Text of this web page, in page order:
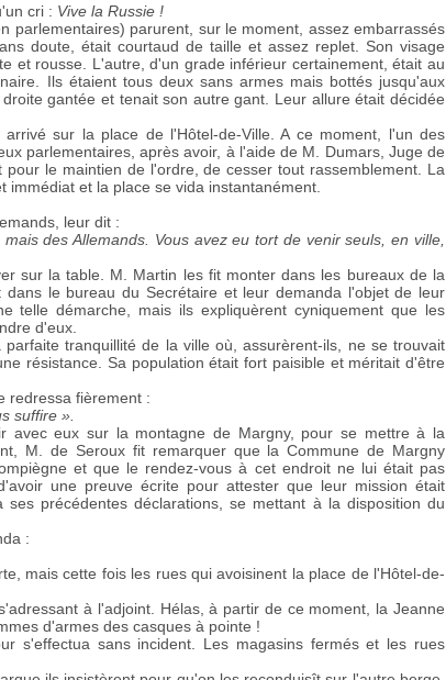
cri : Vive la Russie !
parlementaires) parurent, sur le moment, assez embarrassés
doute, était courtaud de taille et assez replet. Son visage
et rousse. L'autre, d'un grade inférieur certainement, était au
Ils étaient tous deux sans armes mais bottés jusqu'aux
gantée et tenait son autre gant. Leur allure était décidée
sur la place de l'Hôtel-de-Ville. A ce moment, l'un des
parlementaires, après avoir, à l'aide de M. Dumars, Juge de
le maintien de l'ordre, de cesser tout rassemblement. La
et la place se vida instantanément.
leur dit :
des Allemands. Vous avez eu tort de venir seuls, en ville,
sur la table. M. Martin les fit monter dans les bureaux de la
le bureau du Secrétaire et leur demanda l'objet de leur
telle démarche, mais ils expliquèrent cyniquement que les
d'eux.
tranquillité de la ville où, assurèrent-ils, ne se trouvait
résistance. Sa population était fort paisible et méritait d'être
redressa fièrement :
suffire ».
avec eux sur la montagne de Margny, pour se mettre à la
M. de Seroux fit remarquer que la Commune de Margny
et que le rendez-vous à cet endroit ne lui était pas
une preuve écrite pour attester que leur mission était
précédentes déclarations, se mettant à la disposition du
:
mais cette fois les rues qui avoisinent la place de l'Hôtel-de-
à l'adjoint. Hélas, à partir de ce moment, la Jeanne
d'armes des casques à pointe !
s'effectua sans incident. Les magasins fermés et les rues